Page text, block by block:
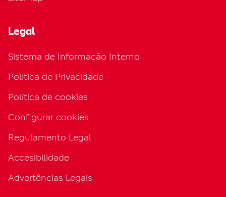
Legal
Sistema de Informação Interno
Política de Privacidade
Política de cookies
Configurar cookies
Regulamento Legal
Accesibilidade
Advertências Legais